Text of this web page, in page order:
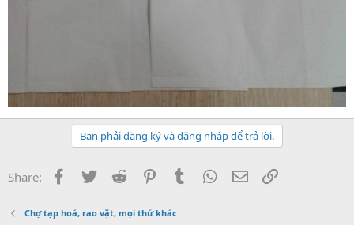
Bạn phải đăng ký và đăng nhập để trả lời.
Share: Facebook
Twitter Reddit PinterestTumblr WhatsApp
Email
Chợ tạp hoá, rao vặt, mọi thứ khác